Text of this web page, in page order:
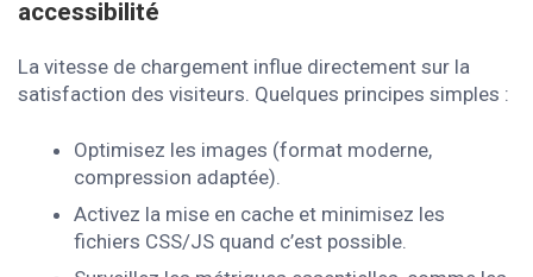
accessibilité
La vitesse de chargement influe directement sur la
satisfaction des visiteurs. Quelques principes simples :
Optimisez les images (format moderne,
compression adaptée).
Activez la mise en cache et minimisez les
fichiers CSS/JS quand c’est possible.